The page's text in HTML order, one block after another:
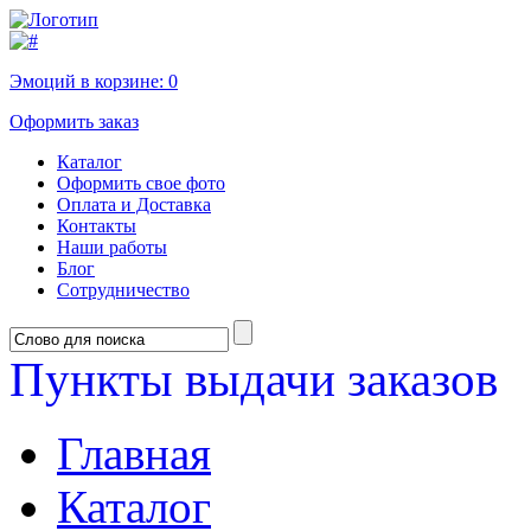
Эмоций в корзине: 0
Оформить заказ
Каталог
Оформить свое фото
Оплата и Доставка
Контакты
Наши работы
Блог
Сотрудничество
Пункты выдачи заказов
Главная
Каталог